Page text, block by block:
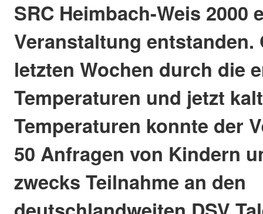
SRC Heimbach-Weis 2000
Veranstaltung entstanden.
letzten Wochen durch die
Temperaturen und jetzt
Temperaturen konnte der
50 Anfragen von Kindern
zwecks Teilnahme an den